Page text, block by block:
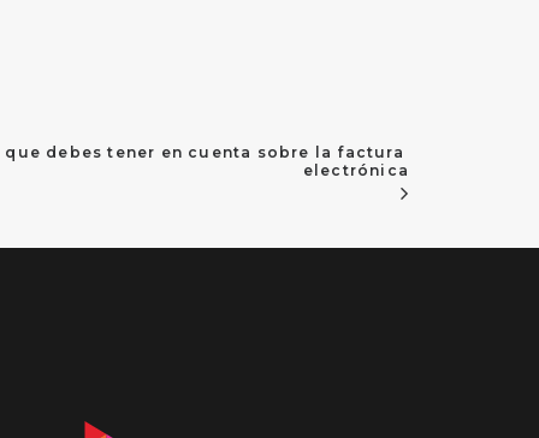
debes tener en cuenta sobre la factura
electrónica